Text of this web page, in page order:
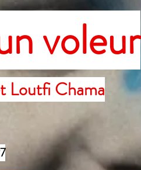
voleur
Loutfi Chama